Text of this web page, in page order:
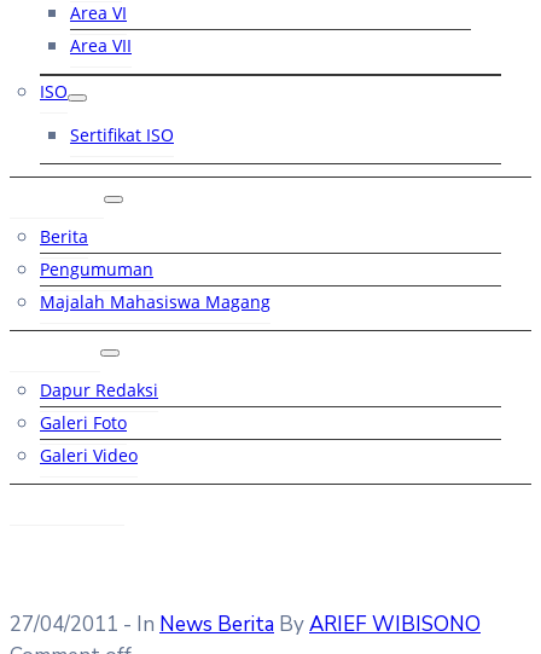
Area VI
Area VII
ISO
Sertifikat ISO
Berita
Pengumuman
Majalah Mahasiswa Magang
Dapur Redaksi
Galeri Foto
Galeri Video
27/04/2011 - In News Berita ByARIEF WIBISONO